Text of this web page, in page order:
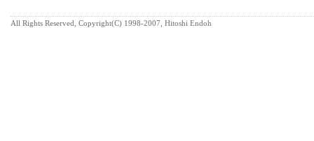
All Rights Reserved, Copyright(C) 1998-2007, Hitoshi Endoh